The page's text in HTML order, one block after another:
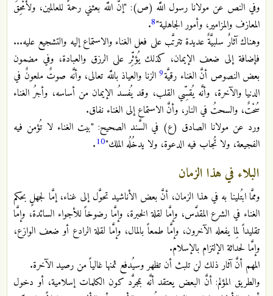
وفي النص عن مولانا رسول اللَّه (ص): "إنَّ اللَّه بعثني رحمةً للعالمين، ولأُمْحِقَ
المعازف والمزامير، وأمور الجاهلية"8
.‏
وهناك آثارٌ سلبيَّةٌ عديدة تترتَّب على فعل الغناء والاستماع إليه والتشجيع عليه...
فإضافة إلى ضعف الإيمان، كذلك يُؤثِّر على الرزق والعبادة، وفي مضمون
بعض النصوص أنَّ الغناء رقيَّة9 الزنا والعياذ باللَّه تعالى، وأنَّه صوتٌ ملعونٌ في
الدنيا والآخرة، وأنَّه يُقسِّي القلب، وقد يُفسدُ الإيمان من أساسه، وأجرُ الغناء
سُحْتٌ، والسحتُ في النار، وأنَّ الاستماع إلى الغناء نفاق.‏
ورد عن مولانا الصادق (ع) في السَّند الصحيح: "بيت الغناء لا تُؤمن فيه
الفجيعة، ولا تُجاب فيه الدعوة، ولا يدخُلُه الملك"10
.‏
البلاء في هذا الزمان
وممَّا ابتُلينا به في هذا الزمان، أنَّ بعض الأناشيد تحوَّل إلى غناء، إمَّا لجهلٍ بحكم
الغناء في الشرع المقدَّس، وإمَّا لقلة الخبرة، وإمَّا رضوخاً للأجواء السائدة، وإمَّا
تقليداً لِما يفعله الآخرون، وإمَّا طمعاً بالمال، وإمَّا لقلة الرادع أو ضعف الوازع،
وإمَّا لحداثة الإلتزام بالإسلام.‏
المهم أنَّ آثار ذلك لن تلبث أن تظهر وسيُدفع ثمنها غالياً من رصيد الآخرة.‏
والطريق المؤلم: أنَّ البعض يعتقد أنَّه بمجرَّد كون الكلمات إسلامية، أو دخول